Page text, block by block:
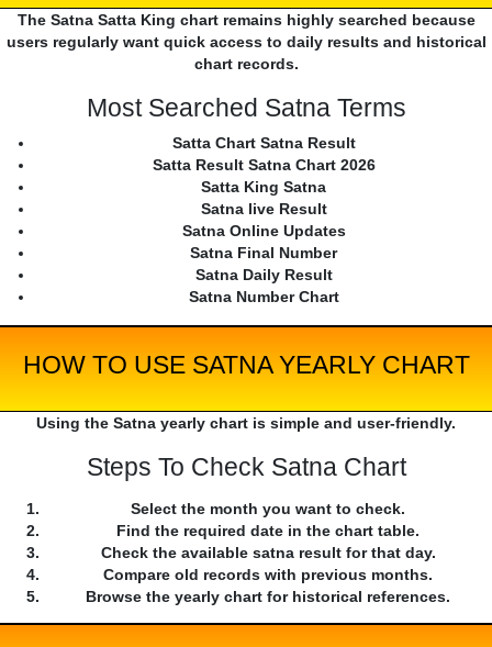
The Satna Satta King chart remains highly searched because
users regularly want quick access to daily results and historical
chart records.
Most Searched Satna Terms
Satta Chart Satna Result
Satta Result Satna Chart 2026
Satta King Satna
Satna live Result
Satna Online Updates
Satna Final Number
Satna Daily Result
Satna Number Chart
HOW TO USE SATNA YEARLY CHART
Using the Satna yearly chart is simple and user-friendly.
Steps To Check Satna Chart
Select the month you want to check.
Find the required date in the chart table.
Check the available satna result for that day.
Compare old records with previous months.
Browse the yearly chart for historical references.